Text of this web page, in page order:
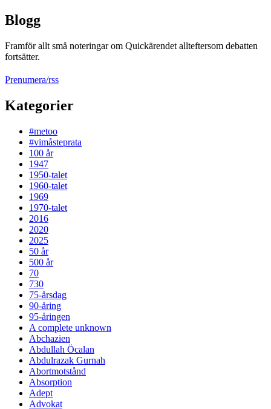
Blogg
Framför allt små noteringar om Quickärendet allteftersom debatten
fortsätter.
Prenumera/rss
Kategorier
#metoo
#vimåsteprata
100 år
1947
1950-talet
1960-talet
1969
1970-talet
2016
2020
2025
50 år
500 år
70
730
75-årsdag
90-åring
95-åringen
A complete unknown
Abchazien
Abdullah Öcalan
Abdulrazak Gurnah
Abortmotstånd
Absorption
Adept
Advokat